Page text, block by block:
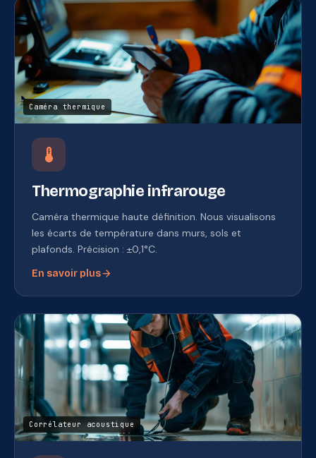
Caméra thermique
device_thermostat
Thermographie infrarouge
Caméra thermique haute définition. Nous visualisons
les écarts de température dans murs, sols et
plafonds. Précision : ±0,1°C.
En savoir plusarrow_forward
Corrélateur acoustique